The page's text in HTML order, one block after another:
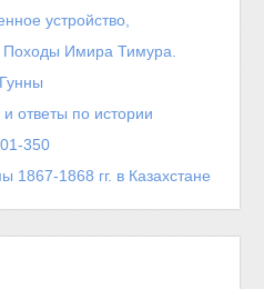
устройство,
Походы Имира Тимура.
Гунны
ответы по истории
350
1867-1868 гг. в Казахстане